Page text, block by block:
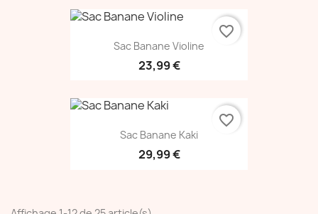
Sac Banane Violine
23,99 €
favorite_border
Sac Banane Kaki
29,99 €
favorite_border